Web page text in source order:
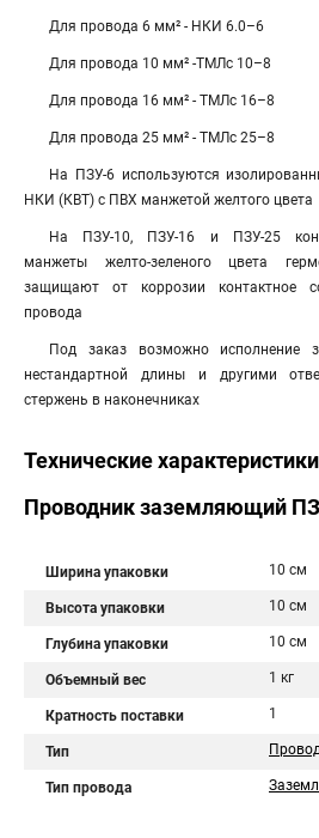
Для провода 6 мм² - НКИ 6.0–6
Для провода 10 мм² -ТМЛс 10–8
Для провода 16 мм² - ТМЛс 16–8
Для провода 25 мм² - ТМЛс 25–8
На ПЗУ-6 используются
НКИ (КВТ) с ПВХ манжетой желтого цвета
На ПЗУ-10, ПЗУ-16 и ПЗУ-25
манжеты желто-зеленого цвета
защищают от коррозии контактное
провода
Под заказ возможно исполнение
нестандартной длины и другими
стержень в наконечниках
Технические
Проводник заземляющий
Ширина упаковки 10 см
Высота упаковки 10 см
Глубина упаковки 10 см
Объемный вес 1 кг
Кратность поставки 1
Тип
Тип провода